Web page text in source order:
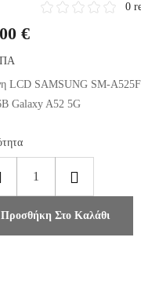
0
€
LCD SAMSUNG SM-
Galaxy A52 5G
Προσθήκη Στο Καλάθι